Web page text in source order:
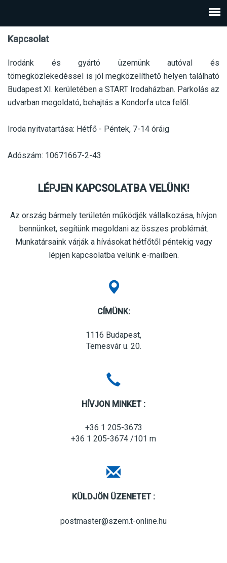
Kapcsolat
Irodánk és gyártó üzemünk autóval és
tömegközlekedéssel is jól megközelíthető helyen található
Budapest XI. kerületében a START Irodaházban. Parkolás az
udvarban megoldató, behajtás a Kondorfa utca felől.
Iroda nyitvatartása: Hétfő - Péntek, 7-14 óráig
Adószám: 10671667-2-43
LÉPJEN KAPCSOLATBA VELÜNK!
Az ország bármely területén működjék vállalkozása, hívjon
bennünket, segítünk megoldani az összes problémát.
Munkatársaink várják a hívásokat hétfőtől péntekig vagy
lépjen kapcsolatba velünk e-mailben.
CÍMÜNK:
1116 Budapest,
Temesvár u. 20.
HÍVJON MINKET :
+36 1 205-3673
+36 1 205-3674 /101 m
KÜLDJÖN ÜZENETET :
postmaster@szem.t-online.hu